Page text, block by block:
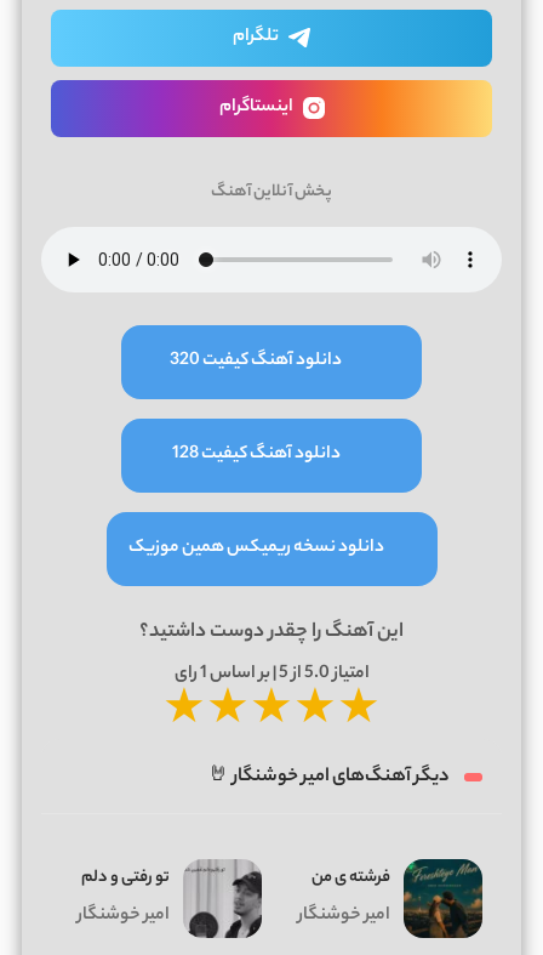
تلگرام
اینستاگرام
پخش آنلاین آهنگ
دانلود آهنگ کیفیت 320
دانلود آهنگ کیفیت 128
دانلود نسخه ریمیکس همین موزیک
این آهنگ را چقدر دوست داشتید؟
امتیاز5.0از 5 | بر اساس 1رای
★★★★★
دیگر آهنگ‌های امیر خوشنگار 🤘
فرشته ی من
امیر خوشنگار
تو رفتی و دلم
امیر خوشنگار